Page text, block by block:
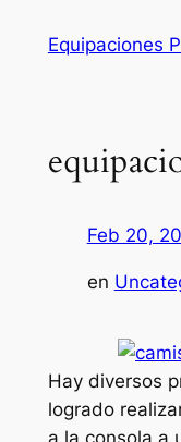
Equipaciones
Feb 20,
en
Hay diversos
logrado